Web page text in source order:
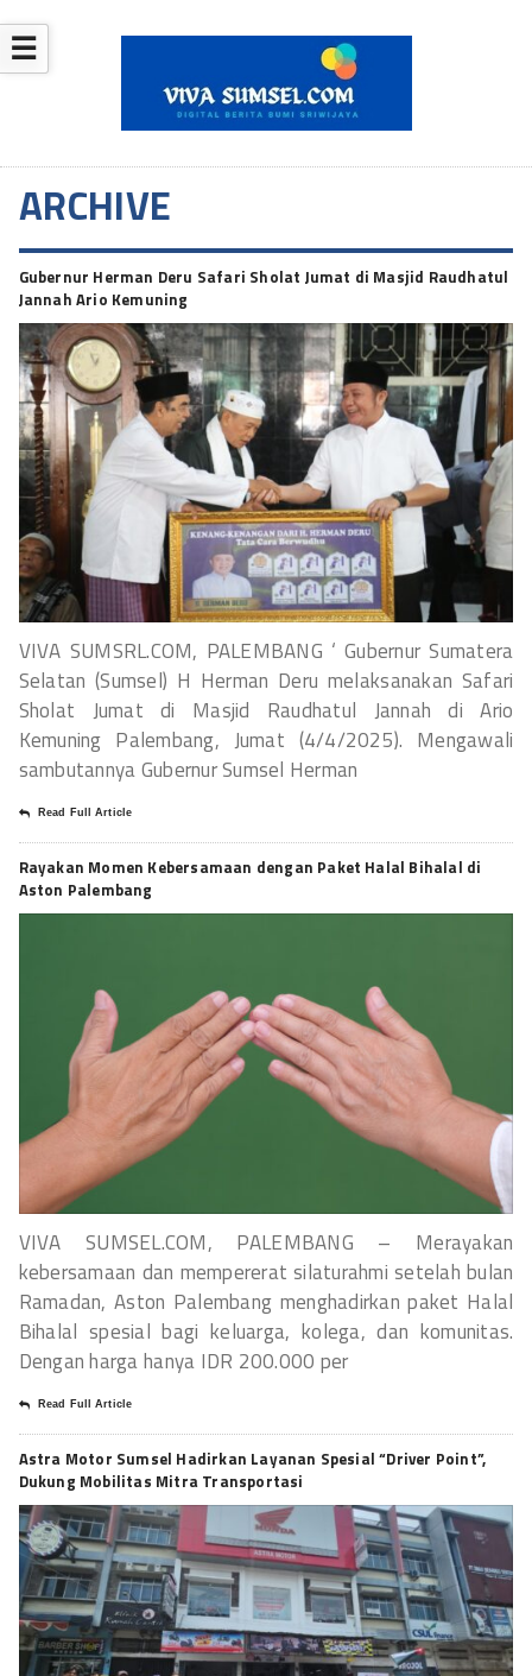
☰
ARCHIVE
Gubernur Herman Deru Safari Sholat Jumat di Masjid Raudhatul
Jannah Ario Kemuning
VIVA SUMSRL.COM, PALEMBANG ‘ Gubernur Sumatera
Selatan (Sumsel) H Herman Deru melaksanakan Safari
Sholat Jumat di Masjid Raudhatul Jannah di Ario
Kemuning Palembang, Jumat (4/4/2025). Mengawali
sambutannya Gubernur Sumsel Herman
Read Full Article
Rayakan Momen Kebersamaan dengan Paket Halal Bihalal di
Aston Palembang
VIVA SUMSEL.COM, PALEMBANG – Merayakan
kebersamaan dan mempererat silaturahmi setelah bulan
Ramadan, Aston Palembang menghadirkan paket Halal
Bihalal spesial bagi keluarga, kolega, dan komunitas.
Dengan harga hanya IDR 200.000 per
Read Full Article
Astra Motor Sumsel Hadirkan Layanan Spesial “Driver Point”,
Dukung Mobilitas Mitra Transportasi